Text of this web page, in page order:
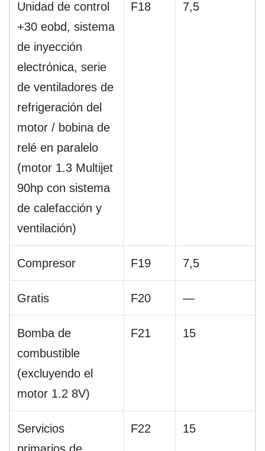
Unidad de control
+30 eobd, sistema
de inyección
electrónica, serie
de ventiladores de
refrigeración del
motor / bobina de
relé en paralelo
(motor 1.3 Multijet
90hp con sistema
de calefacción y
ventilación)
F18 7,5
Compresor F19 7,5
Gratis F20 —
Bomba de
combustible
(excluyendo el
motor 1.2 8V)
F21 15
Servicios
F22 15